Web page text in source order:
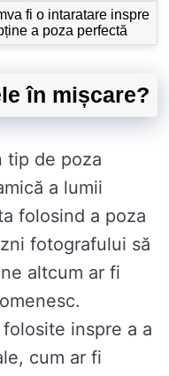
fi o intaratare inspre
a poza perfectă
în mișcare?
tip de poza
a lumii
folosind a poza
fotografului să
altcum ar fi
inspre a a
cum ar fi